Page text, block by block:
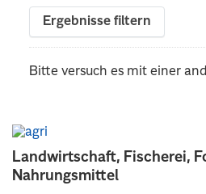
Landwirtschaft, Fischerei,
Nahrungsmittel
Ergebnisse filtern
Bitte versuch es mit einer